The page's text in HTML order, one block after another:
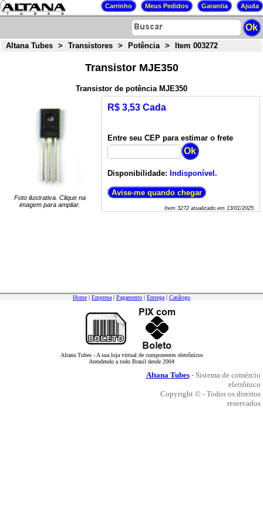
Altana Tubes > Transistores > Potência > Item 003272
Transistor MJE350
Transistor de potência MJE350
Foto ilustrativa. Clique na
imagem para ampliar.
R$ 3,53 Cada
Entre seu CEP para estimar o frete
Disponibilidade: Indisponível.
Item 3272atualizado em 13/01/2025
Home | Empresa | Pagamento | Entrega | Catálogo
Altana Tubes - A sua loja virtual de componentes eletrônicos
Atendendo a todo Brasil desde 2004
Altana Tubes- Sistema de comércio
eletrônico
Copyright © - Todos os direitos
reservados